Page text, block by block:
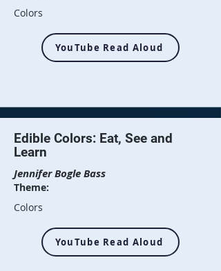
Colors
YouTube Read Aloud
Edible Colors: Eat, See and
Learn
Jennifer Bogle Bass
Theme:
Colors
YouTube Read Aloud